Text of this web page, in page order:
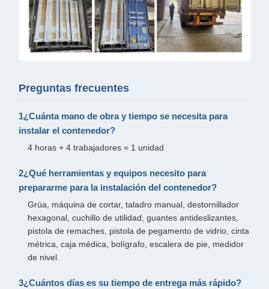
Preguntas frecuentes
1¿Cuánta mano de obra y tiempo se necesita para
instalar el contenedor?
4 horas + 4 trabajadores = 1 unidad
2¿Qué herramientas y equipos necesito para
prepararme para la instalación del contenedor?
Grúa, máquina de cortar, taladro manual, destornillador
hexagonal, cuchillo de utilidad, guantes antideslizantes,
pistola de remaches, pistola de pegamento de vidrio, cinta
métrica, caja médica, bolígrafo, escalera de pie, medidor
de nivel.
3¿Cuántos días es su tiempo de entrega más rápido?